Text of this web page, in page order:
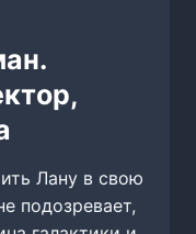
Лану в свою
подозревает,